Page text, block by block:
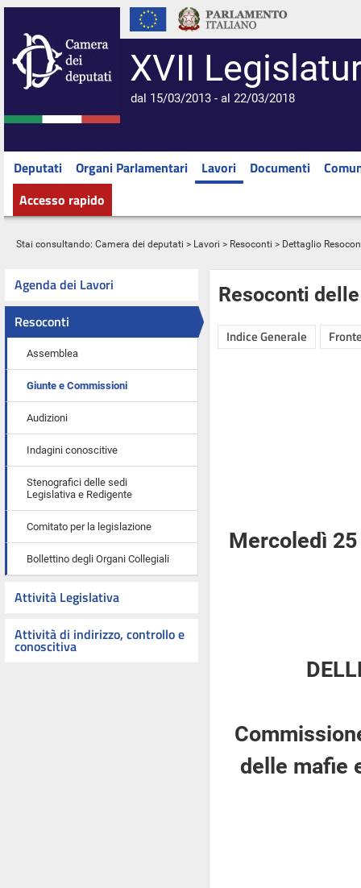
XVII
dal 15/03/2013 - al 22/03/2018
Deputati Organi Parlamentari Lavori Documenti
Accesso rapido
Stai consultando: Camera dei deputati > Lavori > Resoconti > Dettaglio
Agenda dei Lavori
Resoconti
Assemblea
Giunte e Commissioni
Audizioni
Indagini conoscitive
Stenografici delle sedi
Legislativa e Redigente
Comitato per la legislazione
Bollettino degli Organi Collegiali
Attività Legislativa
Attività di indirizzo, controllo e
conoscitiva
Resoconti
Indice Generale
Mercoledì
delle mafie